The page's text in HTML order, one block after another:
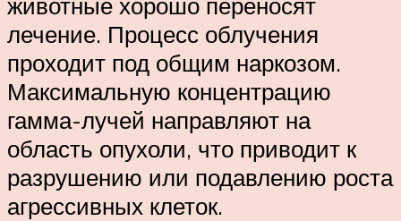
лечение. Процесс облучения
проходит под общим наркозом.
Максимальную концентрацию
гамма-лучей направляют на
область опухоли, что приводит к
разрушению или подавлению роста
агрессивных клеток.